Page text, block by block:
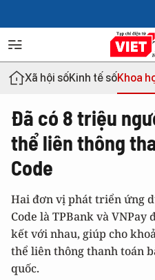
Xã hội sốKinh tế sốKhoa
Đã có 8 triệu
thể liên thông
Code
Hai đơn vị phát triển ứng
Code là TPBank và
kết với nhau, giúp cho
thể liên thông thanh toán
quốc.